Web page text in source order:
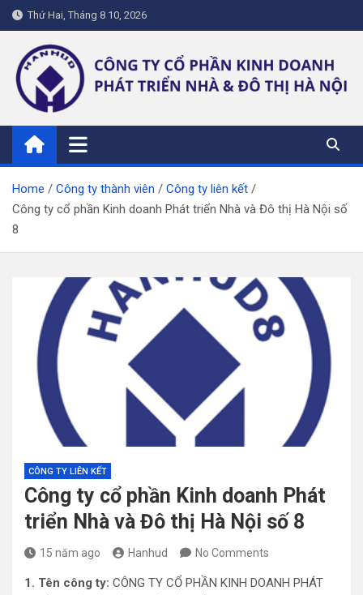
Skip
to
content
Thứ Hai, Tháng 8 10, 2026
hanhud.vn
Home Công ty thành viên
Công ty liên kết
Công ty cổ phần Kinh doanh Phát triển Nhà và Đô thị Hà Nội số
8
CÔNG TY LIÊN KẾT
Công ty cổ phần Kinh doanh Phát
triển Nhà và Đô thị Hà Nội số 8
15 năm ago Hanhud No Comments
1. Tên công ty: CÔNG TY CỔ PHẦN KINH DOANH PHÁT